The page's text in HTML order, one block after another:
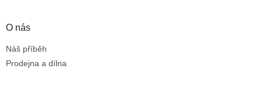
O nás
Náš příběh
Prodejna a dílna